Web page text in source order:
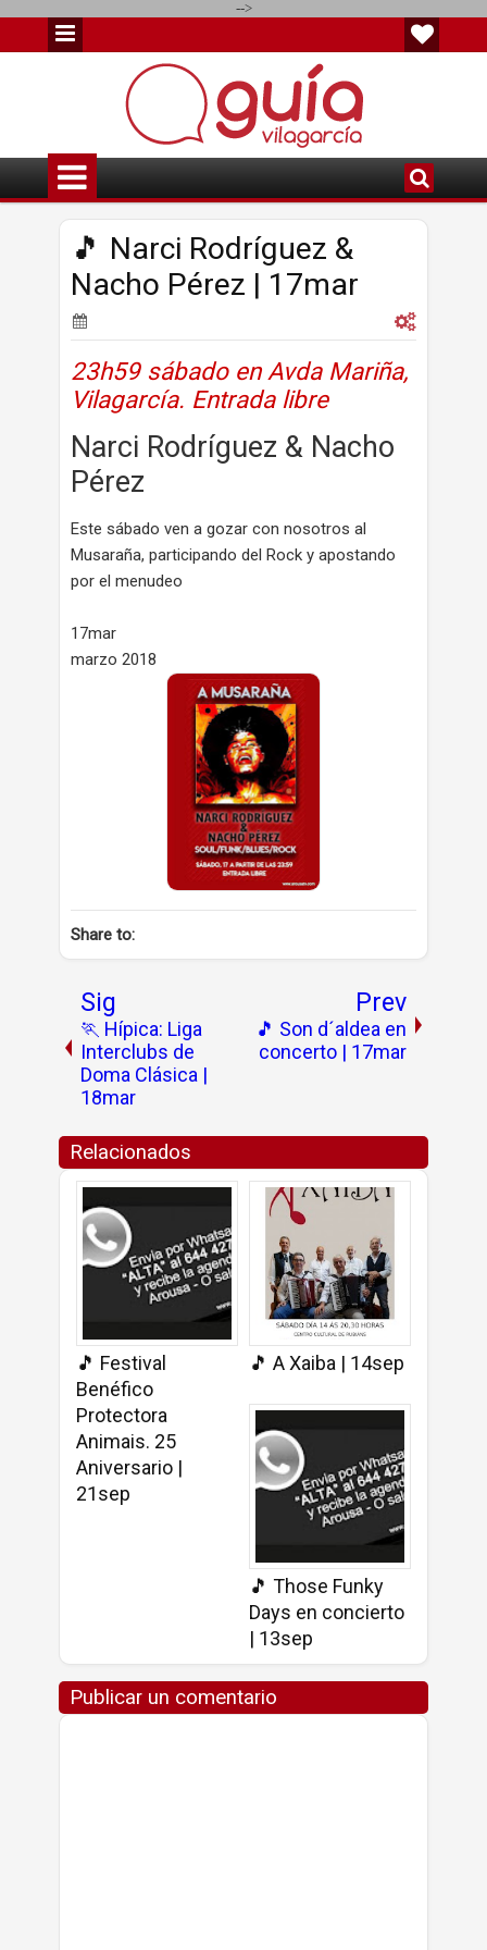
-->
🎵 Narci Rodríguez &
Nacho Pérez | 17mar
23h59 sábado en Avda Mariña,
Vilagarcía. Entrada libre
Narci Rodríguez & Nacho
Pérez
Este sábado ven a gozar con nosotros al
Musaraña, participando del Rock y apostando
por el menudeo
17mar
marzo 2018
Share to:
Sig
🏃 Hípica: Liga
Interclubs de
Doma Clásica |
18mar
Prev
🎵 Son d´aldea en
concerto | 17mar
Relacionados
🎵 Festival
Benéfico
Protectora
Animais. 25
Aniversario |
21sep
🎵 A Xaiba | 14sep
🎵 Those Funky
Days en concierto
| 13sep
Publicar un comentario